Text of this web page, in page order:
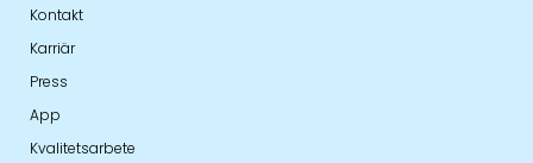
Kontakt
Karriär
Press
App
Kvalitetsarbete